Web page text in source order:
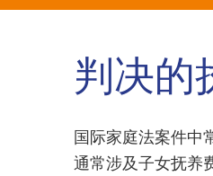
判决的
国际家庭法案件中
通常涉及子女抚养